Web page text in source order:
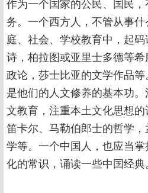
务。一个西方人，不管从事
庭、社会、学校教育中，起
诗，柏拉图或亚里士多德等
政论，莎士比亚的文学作品等
是他们的人文修养的基本功
文教育，注重本土文化思想
笛卡尔、马勒伯郎士的哲学
学等。一个中国人，也应当
化的常识，诵读一些中国经典。